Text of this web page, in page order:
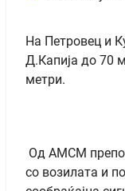
На Петровец и
Д.Капија до 70
метри.
Од АМСМ
со возилата и